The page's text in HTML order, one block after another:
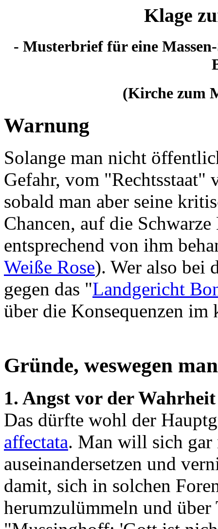
Klage
- Musterbrief für eine
(Kirche zum
Warnung
Solange man nicht
Gefahr, vom
sobald man aber seine
Chancen, auf die
entsprechend von ihm
Weiße Rose). Wer also bei
gegen das "Landgericht
über die Konsequenzen im
Gründe, weswegen
1. Angst vor der Wahrheit
Das dürfte wohl der
affectata. Man will sich gar
auseinandersetzen und
damit, sich in solchen
herumzulümmeln und